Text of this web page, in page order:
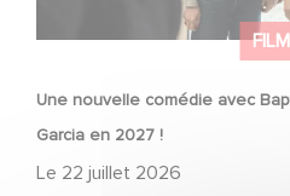
FILM
Une nouvelle comédie avec
Garcia en 2027 !
Le 22 juillet 2026